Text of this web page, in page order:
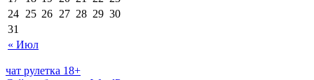
« Июл
24 25 26 27 28 29 30
31
чат рулетка 18+